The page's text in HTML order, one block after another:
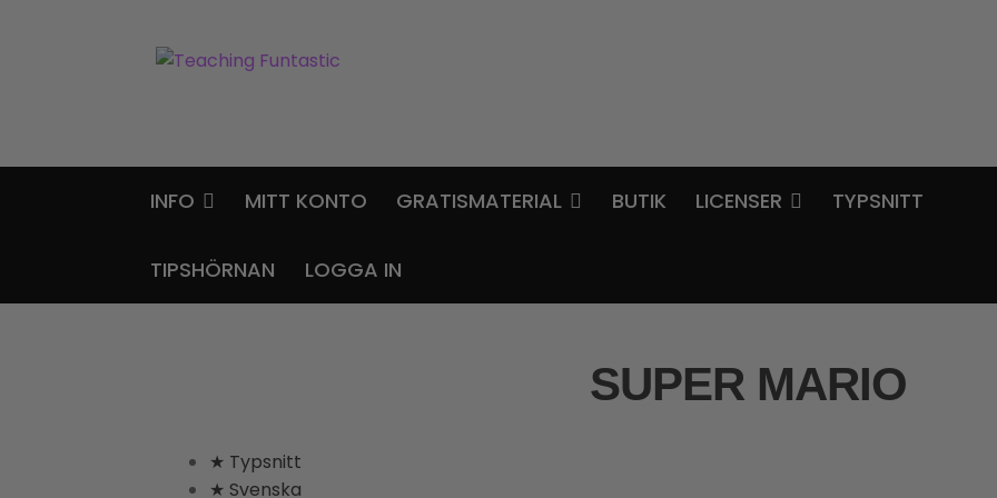
Hoppa
Gå
INFO MITT KONTO GRATISMATERIAL BUTIK LICENSER TYPSNITT
TIPSHÖRNAN LOGGA IN
SUPER MARIO
★ Typsnitt
★ Svenska